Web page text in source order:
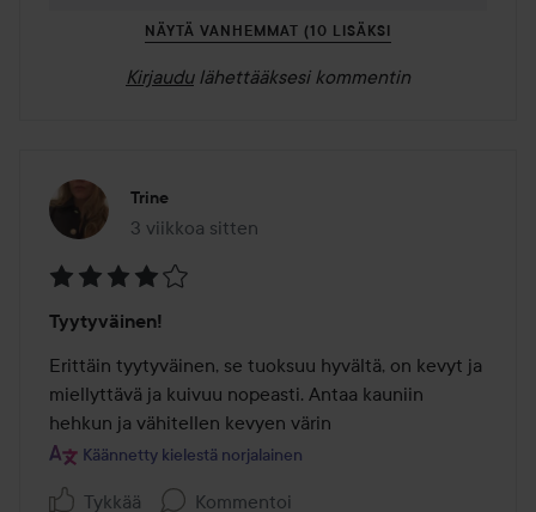
NÄYTÄ VANHEMMAT (10 LISÄKSI
Kirjaudu lähettääksesi kommentin
Trine
3 viikkoa sitten
Viesti luotiin 3 viikkoa sitten
4
/
5
Tyytyväinen!
Erittäin tyytyväinen, se tuoksuu hyvältä, on kevyt ja
miellyttävä ja kuivuu nopeasti. Antaa kauniin
hehkun ja vähitellen kevyen värin
Käännetty kielestä norjalainen
Tykkää Kommentoi